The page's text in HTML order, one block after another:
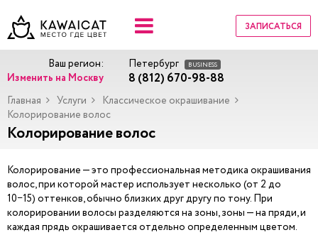
ЗАПИСАТЬСЯ
Ваш регион:
Изменить на Москву
Петербург BUSINESS
8 (812) 670-98-88
Главная Услуги
Классическое окрашивание
Колорирование волос
Колорирование волос
Колорирование — это профессиональная методика окрашивания
волос, при которой мастер использует несколько (от 2 до
10−15) оттенков, обычно близких друг другу по тону. При
колорировании волосы разделяются на зоны, зоны — на пряди, и
каждая прядь окрашивается отдельно определенным цветом.